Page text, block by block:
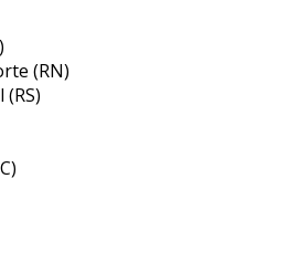
feminina:
blusas e saias, os
auxiliam na valorização
da coleção.
e calças,
ótima organização e
(RN)